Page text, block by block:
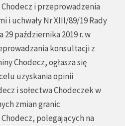
i przeprowadzenia
i uchwały Nr XIII/89/19 Rady
października 2019 r. w
konsultacji z
Chodecz, ogłasza się
uzyskania opinii
i sołectwa Chodeczek w
zmian granic
polegających na